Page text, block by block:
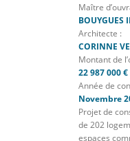
Maître
BOUYGUES
Architecte :
CORINNE
Montant de
22 987 000 €
Année de
Novembre
Projet de
de 202
espaces